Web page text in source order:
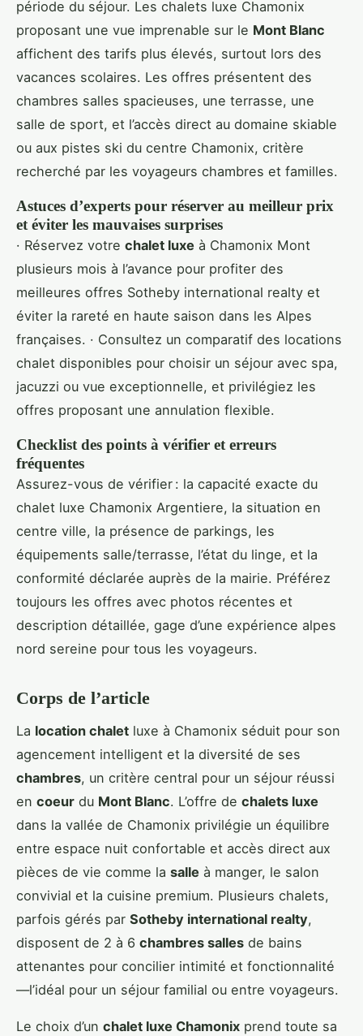
période du séjour. Les chalets luxe Chamonix
proposant une vue imprenable sur le Mont Blanc
affichent des tarifs plus élevés, surtout lors des
vacances scolaires. Les offres présentent des
chambres salles spacieuses, une terrasse, une
salle de sport, et l’accès direct au domaine skiable
ou aux pistes ski du centre Chamonix, critère
recherché par les voyageurs chambres et familles.
Astuces d’experts pour réserver au meilleur prix
et éviter les mauvaises surprises
· Réservez votre chalet luxe à Chamonix Mont
plusieurs mois à l’avance pour profiter des
meilleures offres Sotheby international realty et
éviter la rareté en haute saison dans les Alpes
françaises. · Consultez un comparatif des locations
chalet disponibles pour choisir un séjour avec spa,
jacuzzi ou vue exceptionnelle, et privilégiez les
offres proposant une annulation flexible.
Checklist des points à vérifier et erreurs
fréquentes
Assurez-vous de vérifier : la capacité exacte du
chalet luxe Chamonix Argentiere, la situation en
centre ville, la présence de parkings, les
équipements salle/terrasse, l’état du linge, et la
conformité déclarée auprès de la mairie. Préférez
toujours les offres avec photos récentes et
description détaillée, gage d’une expérience alpes
nord sereine pour tous les voyageurs.
Corps de l’article
La location chalet luxe à Chamonix séduit pour son
agencement intelligent et la diversité de ses
chambres, un critère central pour un séjour réussi
en coeur du Mont Blanc. L’offre de chalets luxe
dans la vallée de Chamonix privilégie un équilibre
entre espace nuit confortable et accès direct aux
pièces de vie comme la salle à manger, le salon
convivial et la cuisine premium. Plusieurs chalets,
parfois gérés par Sotheby international realty,
disposent de 2 à 6 chambres salles de bains
attenantes pour concilier intimité et fonctionnalité
—l’idéal pour un séjour familial ou entre voyageurs.
Le choix d’un chalet luxe Chamonix prend toute sa